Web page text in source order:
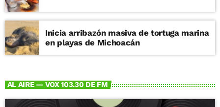
Inicia arribazón masiva de tortuga marina
en playas de Michoacán
AL AIRE — VOX 103.30 DE FM